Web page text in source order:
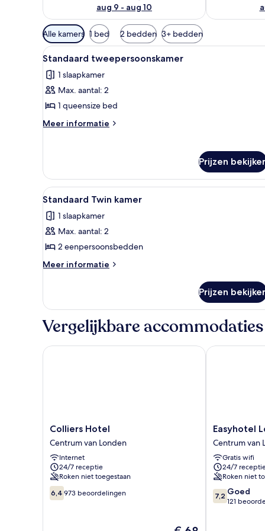
aug 9 - aug 10
Beschikbare
filters
voor
kamers
Alle kamers 1 bed 2 bedden 3+ bedden
Alle
foto's
voor
Standaard
tweepersoonskamer
laden
Een hotelkamer met een net
17
Standaard tweepersoonskamer
1 slaapkamer
Max. aantal: 2
1 queensize bed
Meer informatie
Meer
Prijzen
Alle
foto's
voor
Standaard
Twin
kamer
Hotelkamer met twee enkele
17
Standaard Twin kamer
1 slaapkamer
Max. aantal: 2
2 eenpersoonsbedden
Meer informatie
Meer
Twin
Prijzen
Vergelijkbare accommodaties
Colliers
Hotel
Centrum
van
Londen
Colliers Hotel
Centrum van Londen
Internet
24/7 receptie
Roken niet toegestaan
6.4
van
6,4 973 beoordelingen
De
Colliers Hotel
Easyhotel
London
Victoria
Centrum
van
Londen
Easyhotel
Centrum van
Gratis wifi
24/7
Roken niet
7.2
van
7,2 Goed
121
Easyhotel